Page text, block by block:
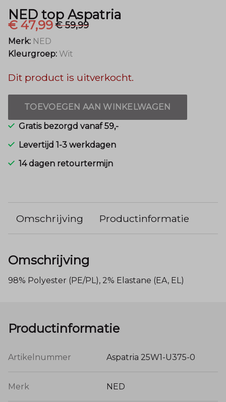
NED top Aspatria
€ 47,99€ 59,99
Merk: NED
Kleurgroep: Wit
Dit product is uitverkocht.
TOEVOEGEN AAN WINKELWAGEN
Gratis bezorgd vanaf 59,-
Levertijd 1-3 werkdagen
14 dagen retourtermijn
Omschrijving Productinformatie
Omschrijving
98% Polyester (PE/PL), 2% Elastane (EA, EL)
Productinformatie
Artikelnummer Aspatria 25W1-U375-0
Merk NED